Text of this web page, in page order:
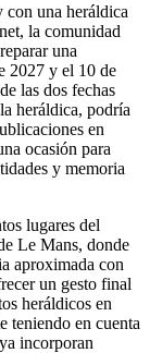
con una heráldica
la comunidad
una
2027 y el 10 de
las dos fechas
heráldica, podría
en
ocasión para
y memoria
lugares del
Le Mans, donde
aproximada con
un gesto final
heráldicos en
teniendo en cuenta
incorporan